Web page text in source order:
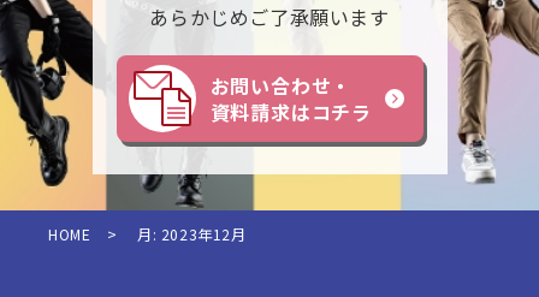
あらかじめご了承願います
お問い合わせ・
資料請求はコチラ
HOME > 月: 2023年12月